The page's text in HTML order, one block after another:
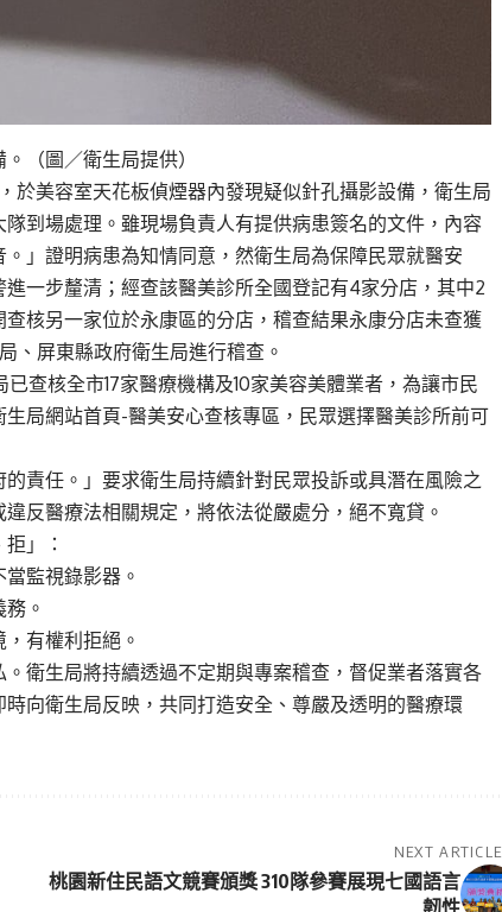
（圖／衛生局提供）
於美容室天花板偵煙器內發現疑似針孔攝影設備，衛生局
到場處理。雖現場負責人有提供病患簽名的文件，內容
」證明病患為知情同意，然衛生局為保障民眾就醫安
一步釐清；經查該醫美診所全國登記有4家分店，其中2
核另一家位於永康區的分店，稽查結果永康分店未查獲
、屏東縣政府衛生局進行稽查。
查核全市17家醫療機構及10家美容美體業者，為讓市民
局網站首頁-醫美安心查核專區，民眾選擇醫美診所前可
責任。」要求衛生局持續針對民眾投訴或具潛在風險之
反醫療法相關規定，將依法從嚴處分，絕不寬貸。
」：
監視錄影器。
。
有權利拒絕。
衛生局將持續透過不定期與專案稽查，督促業者落實各
向衛生局反映，共同打造安全、尊嚴及透明的醫療環
NEXT ARTICLE
桃園新住民語文競賽頒獎 310隊參賽展現七國語言
韌性